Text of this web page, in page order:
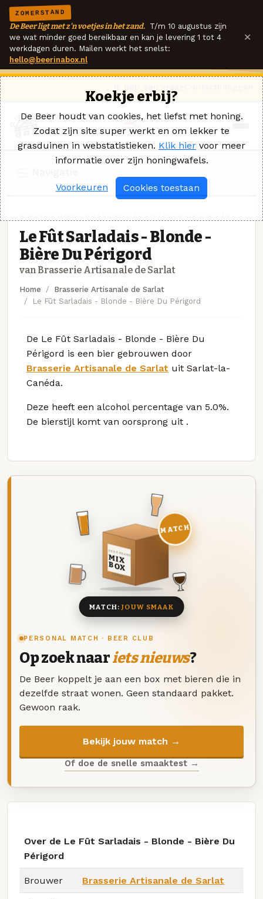
ZOMERSTAND
De Beer ligt met z'n voetjes in het zand. T/m 10 augustus zijn
we wat minder goed bereikbaar en kan je levering 1 tot 4
werkdagen duren. Mailen werkt het snelst:
hello@beerinabox.nl
×
Le Fût Sarladais - Blonde -
Bière Du Périgord
van Brasserie Artisanale de Sarlat
Home
Brasserie Artisanale de Sarlat
Le Fût Sarladais - Blonde - Bière Du Périgord
De Le Fût Sarladais - Blonde - Bière Du
Périgord is een bier gebrouwen door
Brasserie Artisanale de Sarlat uit Sarlat-la-
Canéda.
Deze heeft een alcohol percentage van 5.0%.
De bierstijl komt van oorsprong uit .
PERSONAL MATCH · BEER CLUB
Op zoek naariets nieuws?
De Beer koppelt je aan een box met bieren die in
dezelfde straat wonen. Geen standaard pakket.
Gewoon raak.
Bekijk jouw match →
Of doe de snelle smaaktest →
DEZE MAAND
MIX
BOX
8 BIEREN
MATCH
MATCH:JOUW SMAAK
Over de Le Fût Sarladais - Blonde - Bière Du
Périgord
Brouwer Brasserie Artisanale de Sarlat
Koekje erbij?
De Beer houdt van cookies, het liefst met honing.
Zodat zijn site super werkt en om lekker te
grasduinen in webstatistieken. Klik hier voor meer
informatie over zijn honingwafels.
Voorkeuren Cookies toestaan